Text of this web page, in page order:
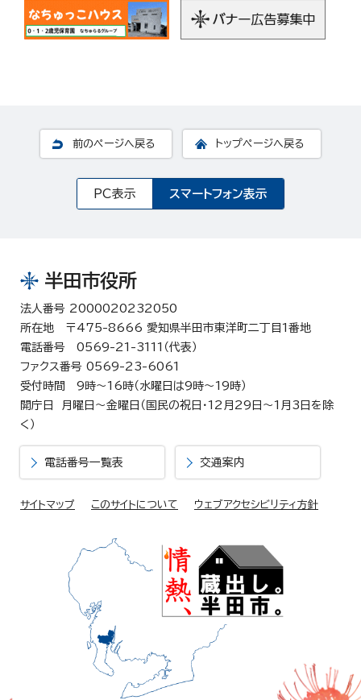
前のページへ戻る トップページへ戻る
PC表示 スマートフォン表示
半田市役所
法人番号 2000020232050
所在地 〒475-8666 愛知県半田市東洋町二丁目1番地
電話番号 0569-21-3111（代表）
ファクス番号 0569-23-6061
受付時間 9時～16時（水曜日は9時～19時）
開庁日 月曜日～金曜日（国民の祝日・12月29日～1月3日を除
く）
電話番号一覧表 交通案内
サイトマップ このサイトについて ウェブアクセシビリティ方針